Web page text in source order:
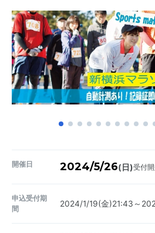
開催日 2024/5/26(日)受付
申込受付期
間
2024/1/19(金)21:43～